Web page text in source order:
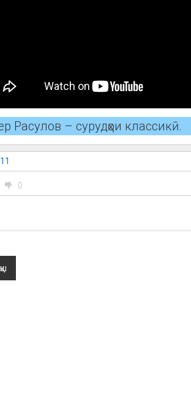
Расулов – сурудҳои классикӣ.
0